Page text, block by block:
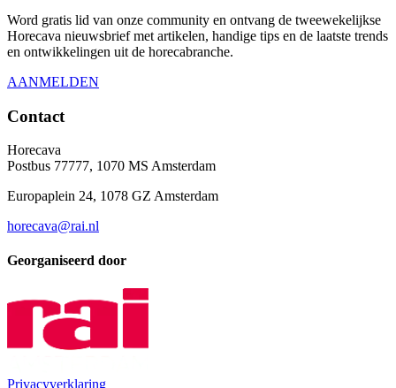
Word gratis lid van onze community en ontvang de tweewekelijkse
Horecava nieuwsbrief met artikelen, handige tips en de laatste trends
en ontwikkelingen uit de horecabranche.
AANMELDEN
Contact
Horecava
Postbus 77777, 1070 MS Amsterdam
Europaplein 24, 1078 GZ Amsterdam
horecava@rai.nl
Georganiseerd door
Privacyverklaring